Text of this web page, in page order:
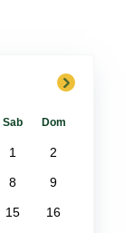
next
Sab Dom
1 2
8 9
15 16